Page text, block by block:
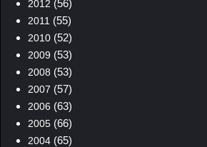
2012 (56)
2011 (55)
2010(52)
2009 (53)
2008 (53)
2007 (57)
2006 (63)
2005(66)
2004(65)